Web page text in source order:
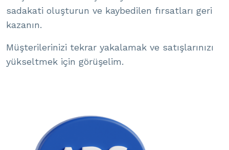
sadakati oluşturun ve kaybedilen fırsatları geri
kazanın.
Müşterilerinizi tekrar yakalamak ve satışlarınızı
yükseltmek için görüşelim.